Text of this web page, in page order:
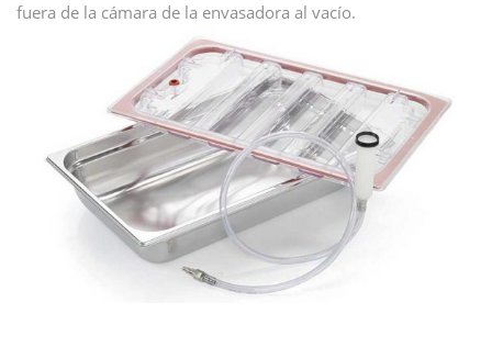
fuera de la cámara de la envasadora al vacío.